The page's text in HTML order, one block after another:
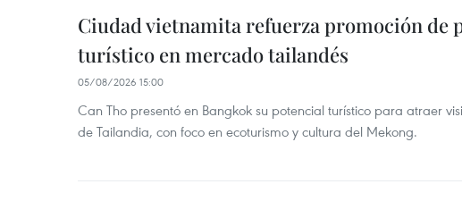
Ciudad vietnamita refuerza promoción de
turístico en mercado tailandés
05/08/2026 15:00
Can Tho presentó en Bangkok su potencial turístico para atraer
de Tailandia, con foco en ecoturismo y cultura del Mekong.